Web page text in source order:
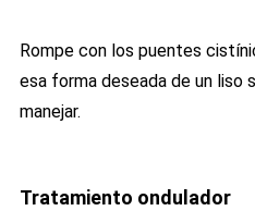
Rompe con los puentes
esa forma deseada de un liso
manejar.
Tratamiento ondulador